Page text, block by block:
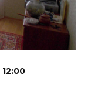
12:00